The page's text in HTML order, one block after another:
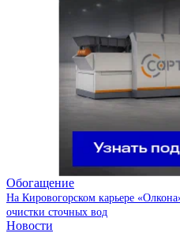
Обогащение
На Кировогорском карьере
очистки сточных вод
Новости